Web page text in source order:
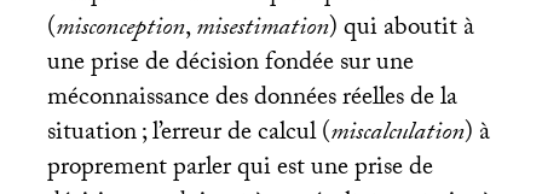
(misconception,misestimation) qui aboutit à
une prise de décision fondée sur une
méconnaissance des données réelles de la
situation; l’erreur de calcul (miscalculation) à
proprement parler qui est une prise de